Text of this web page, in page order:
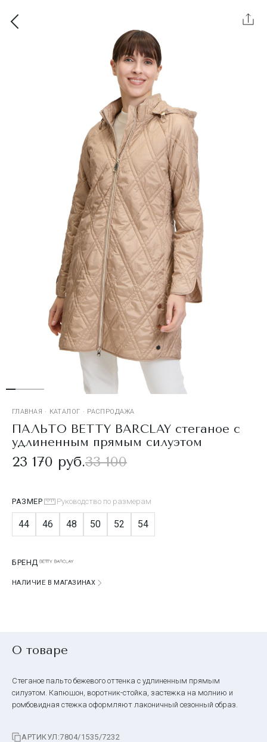
ГЛАВНАЯ · КАТАЛОГ · РАСПРОДАЖА
ПАЛЬТО BETTY BARCLAY стеганое с
удлиненным прямым силуэтом
23 170 руб.33 100
РАЗМЕР Руководство по размерам
44 46 48 50 52 54
БРЕНД
НАЛИЧИЕ В МАГАЗИНАХ
О товаре
Стеганое пальто бежевого оттенка с удлиненным прямым
силуэтом. Капюшон, воротник-стойка, застежка на молнию и
ромбовидная стежка оформляют лаконичный сезонный образ.
АРТИКУЛ:7804/1535/7232